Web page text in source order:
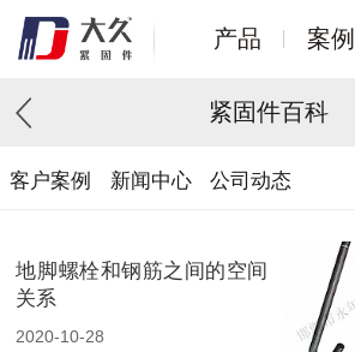
产品 案例
紧固件百科
客户案例 新闻中心 公司动态
地脚螺栓和钢筋之间的空间
关系
2020-10-28